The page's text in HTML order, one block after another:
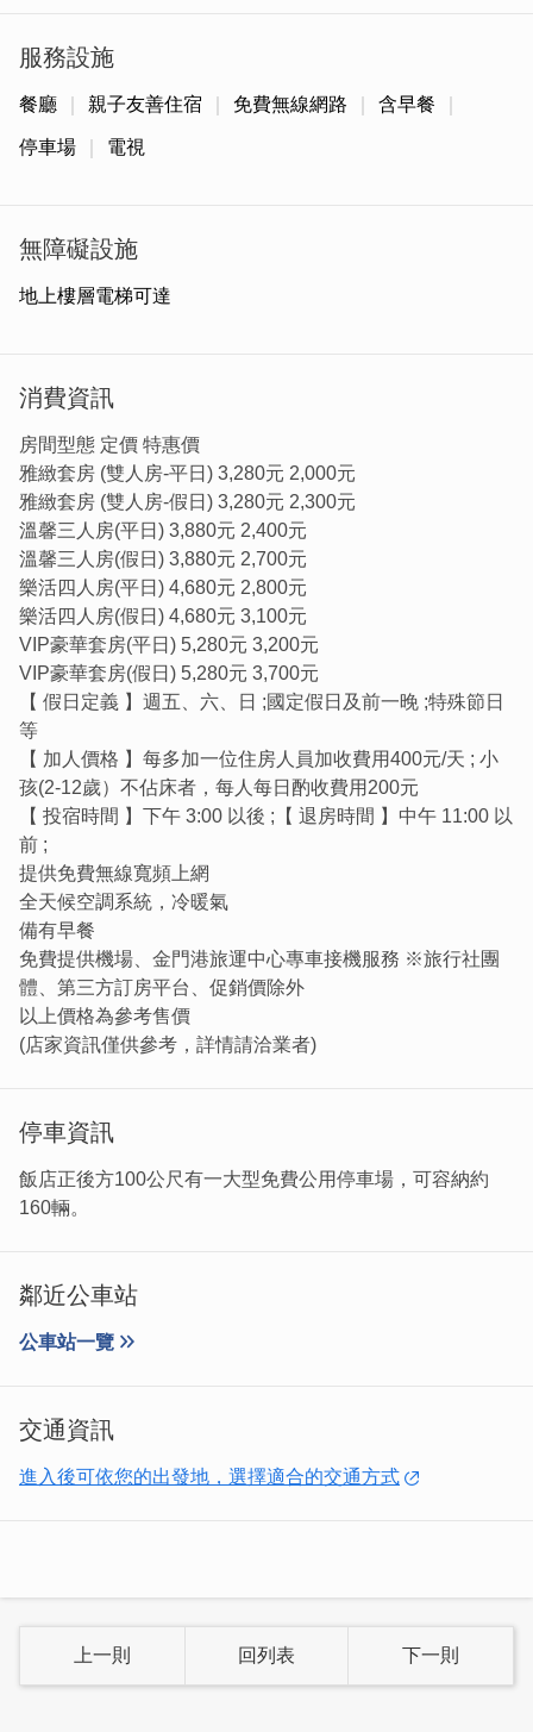
1.計程車，TWD$200~250，車程約10分鐘。
2.公車，7A、7B等路線，體育館站下車，從85度C路口右
轉進入(民族路)，步行至本旅店約5分鐘。
售票處(入境大樓門口出來的對面屋子最右方)停靠
公車車資每人新台幣$12元(現金不找零，可一同支付)，另
飯店合作之租車公司租賃汽、機車以及電動機車皆有免費接
聯絡)
租賃汽車每日(24小時)新台幣$1500起(c.c數、車款不同，
價格也不同)，需持有駕照(非台灣籍旅客需持國際駕照)
租賃機車每日(24小時)新台幣$400，需持有駕照(非台灣籍
旅客需持國際駕照)
租賃電動機車每日(24小時)新台幣$800起，沒有駕照也可租
賃
本旅店位置圖： https://goo.gl/AaeMoU
本旅店距離觀光景點總兵署步行約5分鐘；莒光樓步行約10
分鐘。
本旅店距離金城公車總站步行約5分鐘；金門機場、金門港
旅運中心約10分鐘車程。
本旅店距離85度C咖啡店、康是美藥妝百貨；屈臣氏藥妝店
步行約10分鐘。
服務設施
餐廳 親子友善住宿 免費無線網路 含早餐
停車場 電視
無障礙設施
地上樓層電梯可達
消費資訊
房間型態 定價 特惠價
雅緻套房 (雙人房-平日) 3,280元 2,000元
雅緻套房 (雙人房-假日) 3,280元 2,300元
溫馨三人房(平日) 3,880元 2,400元
溫馨三人房(假日) 3,880元 2,700元
樂活四人房(平日) 4,680元 2,800元
樂活四人房(假日) 4,680元 3,100元
VIP豪華套房(平日) 5,280元 3,200元
VIP豪華套房(假日) 5,280元 3,700元
【 假日定義 】週五、六、日 ;國定假日及前一晚 ;特殊節日
等
【 加人價格 】每多加一位住房人員加收費用400元/天 ; 小
孩(2-12歲）不佔床者，每人每日酌收費用200元
【 投宿時間 】下午 3:00 以後 ;【 退房時間 】中午 11:00 以
前 ;
提供免費無線寬頻上網
全天候空調系統，冷暖氣
備有早餐
免費提供機場、金門港旅運中心專車接機服務 ※旅行社團
體、第三方訂房平台、促銷價除外
以上價格為參考售價
(店家資訊僅供參考，詳情請洽業者)
停車資訊
飯店正後方100公尺有一大型免費公用停車場，可容納約
160輛。
鄰近公車站
公車站一覽
交通資訊
進入後可依您的出發地，選擇適合的交通方式
上一則 回列表 下一則